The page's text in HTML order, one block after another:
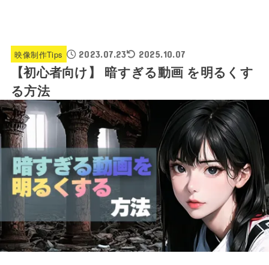
映像制作Tips 2023.07.23 2025.10.07
【初心者向け】 暗すぎる動画 を明るくす
る方法